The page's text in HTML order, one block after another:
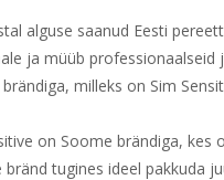
alguse saanud Eesti
ja müüb professionaalseid
milleks on Sim
on Soome brändiga,
bränd tugines ideel pakkuda